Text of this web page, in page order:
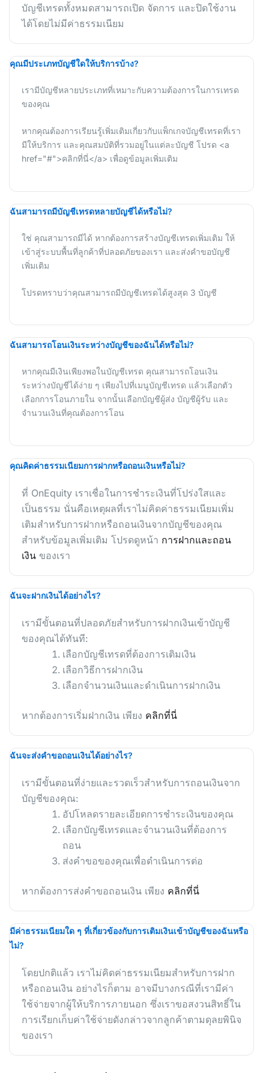
บัญชีเทรดทั้งหมดสามารถเปิด จัดการ และปิดใช้งาน
ได้โดยไม่มีค่าธรรมเนียม
คุณมีประเภทบัญชีใดให้บริการบ้าง?
เรามีบัญชีหลายประเภทที่เหมาะกับความต้องการในการเทรด
ของคุณ
หากคุณต้องการเรียนรู้เพิ่มเติมเกี่ยวกับแพ็กเกจบัญชีเทรดที่เรา
มีให้บริการ และคุณสมบัติที่รวมอยู่ในแต่ละบัญชี โปรด <a
href="#">คลิกที่นี่</a> เพื่อดูข้อมูลเพิ่มเติม
ฉันสามารถมีบัญชีเทรดหลายบัญชีได้หรือไม่?
ใช่ คุณสามารถมีได้ หากต้องการสร้างบัญชีเทรดเพิ่มเติม ให้
เข้าสู่ระบบพื้นที่ลูกค้าที่ปลอดภัยของเรา และส่งคำขอบัญชี
เพิ่มเติม
โปรดทราบว่าคุณสามารถมีบัญชีเทรดได้สูงสุด 3 บัญชี
ฉันสามารถโอนเงินระหว่างบัญชีของฉันได้หรือไม่?
หากคุณมีเงินเพียงพอในบัญชีเทรด คุณสามารถโอนเงิน
ระหว่างบัญชีได้ง่าย ๆ เพียงไปที่เมนูบัญชีเทรด แล้วเลือกตัว
เลือกการโอนภายใน จากนั้นเลือกบัญชีผู้ส่ง บัญชีผู้รับ และ
จำนวนเงินที่คุณต้องการโอน
คุณคิดค่าธรรมเนียมการฝากหรือถอนเงินหรือไม่?
ที่ OnEquity เราเชื่อในการชำระเงินที่โปร่งใสและ
เป็นธรรม นั่นคือเหตุผลที่เราไม่คิดค่าธรรมเนียมเพิ่ม
เติมสำหรับการฝากหรือถอนเงินจากบัญชีของคุณ
สำหรับข้อมูลเพิ่มเติม โปรดดูหน้า การฝากและถอน
เงิน ของเรา
ฉันจะฝากเงินได้อย่างไร?
เรามีขั้นตอนที่ปลอดภัยสำหรับการฝากเงินเข้าบัญชี
ของคุณได้ทันที:
เลือกบัญชีเทรดที่ต้องการเติมเงิน
เลือกวิธีการฝากเงิน
เลือกจำนวนเงินและดำเนินการฝากเงิน
หากต้องการเริ่มฝากเงิน เพียง คลิกที่นี่
ฉันจะส่งคำขอถอนเงินได้อย่างไร?
เรามีขั้นตอนที่ง่ายและรวดเร็วสำหรับการถอนเงินจาก
บัญชีของคุณ:
อัปโหลดรายละเอียดการชำระเงินของคุณ
เลือกบัญชีเทรดและจำนวนเงินที่ต้องการ
ถอน
ส่งคำขอของคุณเพื่อดำเนินการต่อ
หากต้องการส่งคำขอถอนเงิน เพียง คลิกที่นี่
มีค่าธรรมเนียมใด ๆ ที่เกี่ยวข้องกับการเติมเงินเข้าบัญชีของฉันหรือ
ไม่?
โดยปกติแล้ว เราไม่คิดค่าธรรมเนียมสำหรับการฝาก
หรือถอนเงิน อย่างไรก็ตาม อาจมีบางกรณีที่เรามีค่า
ใช้จ่ายจากผู้ให้บริการภายนอก ซึ่งเราขอสงวนสิทธิ์ใน
การเรียกเก็บค่าใช้จ่ายดังกล่าวจากลูกค้าตามดุลยพินิจ
ของเรา